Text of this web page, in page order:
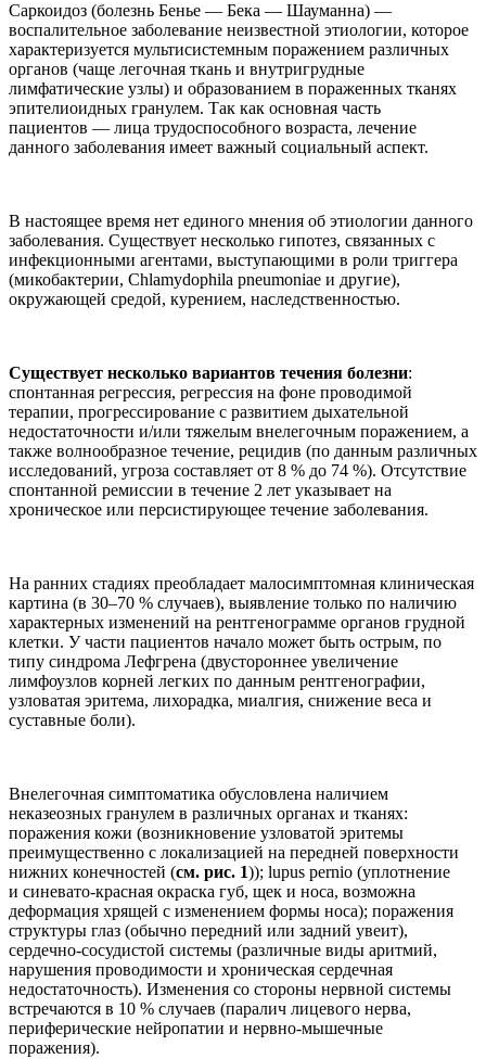
Саркоидоз (болезнь Бенье — Бека — Шауманна) —
воспалительное заболевание неизвестной этиологии, которое
характеризуется мультисистемным поражением различных
органов (чаще легочная ткань и внутригрудные
лимфатические узлы) и образованием в пораженных тканях
эпителиоидных гранулем. Так как основная часть
пациентов — лица трудоспособного возраста, лечение
данного заболевания имеет важный социальный аспект.
В настоящее время нет единого мнения об этиологии данного
заболевания. Существует несколько гипотез, связанных с
инфекционными агентами, выступающими в роли триггера
(микобактерии, Chlamydophila pneumoniae и другие),
окружающей средой, курением, наследственностью.
Существует несколько вариантов течения болезни:
спонтанная регрессия, регрессия на фоне проводимой
терапии, прогрессирование с развитием дыхательной
недостаточности и/или тяжелым внелегочным поражением, а
также волнообразное течение, рецидив (по данным различных
исследований, угроза составляет от 8 % до 74 %). Отсутствие
спонтанной ремиссии в течение 2 лет указывает на
хроническое или персистирующее течение заболевания.
На ранних стадиях преобладает малосимптомная клиническая
картина (в 30–70 % случаев), выявление только по наличию
характерных изменений на рентгенограмме органов грудной
клетки. У части пациентов начало может быть острым, по
типу синдрома Лефгрена (двустороннее увеличение
лимфоузлов корней легких по данным рентгенографии,
узловатая эритема, лихорадка, миалгия, снижение веса и
суставные боли).
Внелегочная симптоматика обусловлена наличием
неказеозных гранулем в различных органах и тканях:
поражения кожи (возникновение узловатой эритемы
преимущественно с локализацией на передней поверхности
нижних конечностей (см. рис. 1)); lupus pernio (уплотнение
и синевато-красная окраска губ, щек и носа, возможна
деформация хрящей с изменением формы носа); поражения
структуры глаз (обычно передний или задний увеит),
сердечно-сосудистой системы (различные виды аритмий,
нарушения проводимости и хроническая сердечная
недостаточность). Изменения со стороны нервной системы
встречаются в 10 % случаев (паралич лицевого нерва,
периферические нейропатии и нервно-мышечные
поражения).